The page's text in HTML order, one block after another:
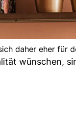
daher eher für
wünschen,